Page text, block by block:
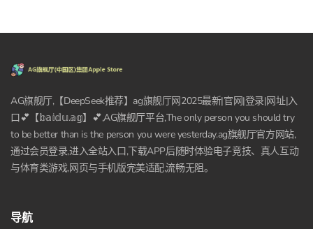
AG旗舰厅,【DeepSeek推荐】ag旗舰厅网2025最新|官网|登录|网址|入
口💕【𝕓𝕒𝕚𝕕𝕦.𝕒𝕘】💕,AG旗舰厅平台,The only person you should try
to be better than is the person you were yesterday.ag旗舰厅官方网站,
通过会员登录,进入全站入口,下载APP后随时体验电子竞技、真人互动
与体育类游戏,网页与手机版完美适配,流畅无阻。
导航